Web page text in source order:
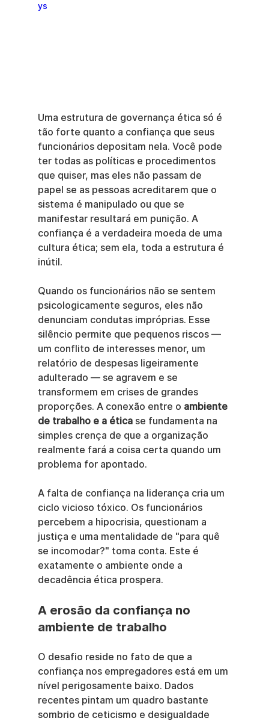
ys
Uma estrutura de governança ética só é
tão forte quanto a confiança que seus
funcionários depositam nela. Você pode
ter todas as políticas e procedimentos
que quiser, mas eles não passam de
papel se as pessoas acreditarem que o
sistema é manipulado ou que se
manifestar resultará em punição. A
confiança é a verdadeira moeda de uma
cultura ética; sem ela, toda a estrutura é
inútil.
Quando os funcionários não se sentem
psicologicamente seguros, eles não
denunciam condutas impróprias. Esse
silêncio permite que pequenos riscos —
um conflito de interesses menor, um
relatório de despesas ligeiramente
adulterado — se agravem e se
transformem em crises de grandes
proporções. A conexão entre o ambiente
de trabalho e a ética se fundamenta na
simples crença de que a organização
realmente fará a coisa certa quando um
problema for apontado.
A falta de confiança na liderança cria um
ciclo vicioso tóxico. Os funcionários
percebem a hipocrisia, questionam a
justiça e uma mentalidade de "para quê
se incomodar?" toma conta. Este é
exatamente o ambiente onde a
decadência ética prospera.
A erosão da confiança no
ambiente de trabalho
O desafio reside no fato de que a
confiança nos empregadores está em um
nível perigosamente baixo. Dados
recentes pintam um quadro bastante
sombrio de ceticismo e desigualdade